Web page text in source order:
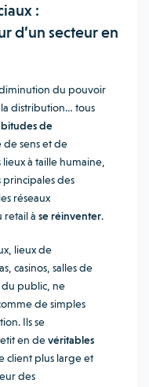
:
d’un secteur en
du pouvoir
distribution… tous
de
de sens et de
à taille humaine,
principales des
réseaux
retail à se réinventer.
lieux de
casinos, salles de
du public, ne
de simples
Ils se
en devéritables
client plus large et
des